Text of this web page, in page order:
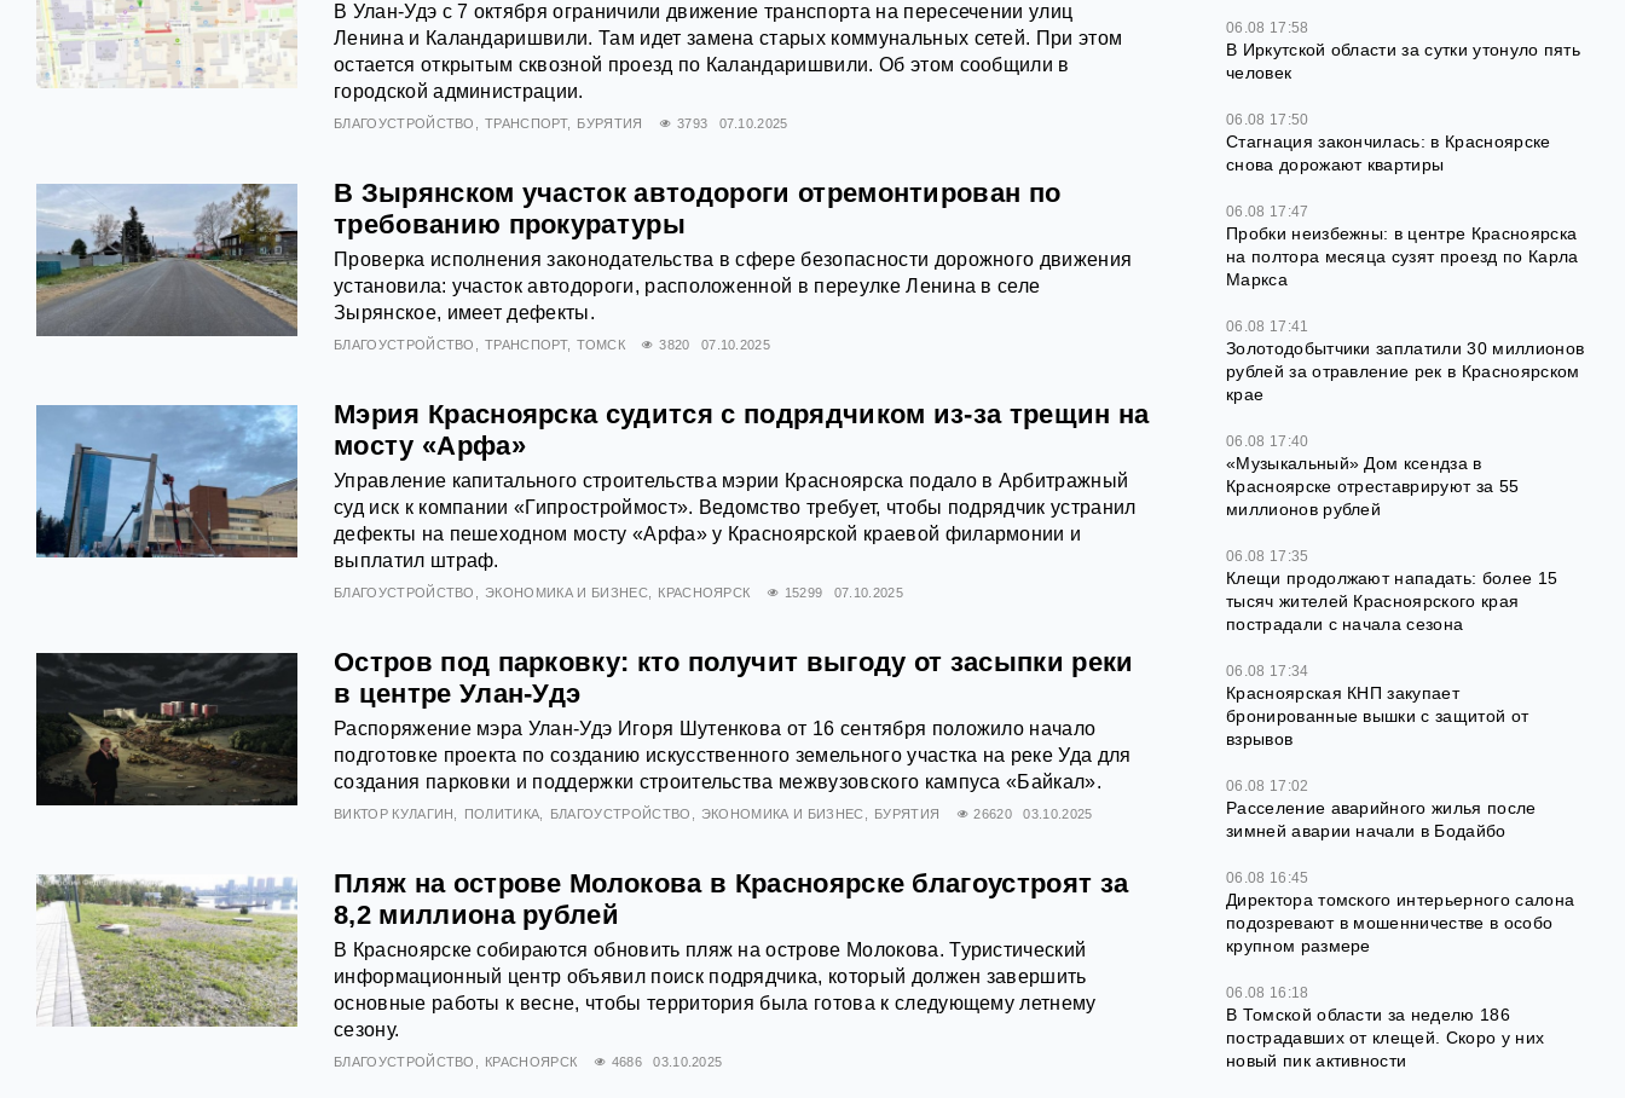
В Улан-Удэ с 7 октября ограничили движение транспорта на пересечении улиц
Ленина и Каландаришвили. Там идет замена старых коммунальных сетей. При этом
остается открытым сквозной проезд по Каландаришвили. Об этом сообщили в
городской администрации.
БЛАГОУСТРОЙСТВО ТРАНСПОРТ БУРЯТИЯ 3793 07.10.2025
В Зырянском участок автодороги отремонтирован по
требованию прокуратуры
Проверка исполнения законодательства в сфере безопасности дорожного движения
установила: участок автодороги, расположенной в переулке Ленина в селе
Зырянское, имеет дефекты.
БЛАГОУСТРОЙСТВО ТРАНСПОРТ ТОМСК 3820 07.10.2025
Мэрия Красноярска судится с подрядчиком из-за трещин на
мосту «Арфа»
Управление капитального строительства мэрии Красноярска подало в Арбитражный
суд иск к компании «Гипростроймост». Ведомство требует, чтобы подрядчик устранил
дефекты на пешеходном мосту «Арфа» у Красноярской краевой филармонии и
выплатил штраф.
БЛАГОУСТРОЙСТВО ЭКОНОМИКА И БИЗНЕС КРАСНОЯРСК 15299 07.10.2025
Остров под парковку: кто получит выгоду от засыпки реки
в центре Улан-Удэ
Распоряжение мэра Улан-Удэ Игоря Шутенкова от 16 сентября положило начало
подготовке проекта по созданию искусственного земельного участка на реке Уда для
создания парковки и поддержки строительства межвузовского кампуса «Байкал».
ВИКТОР КУЛАГИН ПОЛИТИКА БЛАГОУСТРОЙСТВО ЭКОНОМИКА И БИЗНЕС БУРЯТИЯ 26620 03.10.2025
Пляж на острове Молокова в Красноярске благоустроят за
8,2 миллиона рублей
В Красноярске собираются обновить пляж на острове Молокова. Туристический
информационный центр объявил поиск подрядчика, который должен завершить
основные работы к весне, чтобы территория была готова к следующему летнему
сезону.
БЛАГОУСТРОЙСТВО КРАСНОЯРСК 4686 03.10.2025
06.08 17:58
В Иркутской области за сутки утонуло пять
человек
06.08 17:50
Стагнация закончилась: в Красноярске
снова дорожают квартиры
06.08 17:47
Пробки неизбежны: в центре Красноярска
на полтора месяца сузят проезд по Карла
Маркса
06.08 17:41
Золотодобытчики заплатили 30 миллионов
рублей за отравление рек в Красноярском
крае
06.08 17:40
«Музыкальный» Дом ксендза в
Красноярске отреставрируют за 55
миллионов рублей
06.08 17:35
Клещи продолжают нападать: более 15
тысяч жителей Красноярского края
пострадали с начала сезона
06.08 17:34
Красноярская КНП закупает
бронированные вышки с защитой от
взрывов
06.08 17:02
Расселение аварийного жилья после
зимней аварии начали в Бодайбо
06.08 16:45
Директора томского интерьерного салона
подозревают в мошенничестве в особо
крупном размере
06.08 16:18
В Томской области за неделю 186
пострадавших от клещей. Скоро у них
новый пик активности